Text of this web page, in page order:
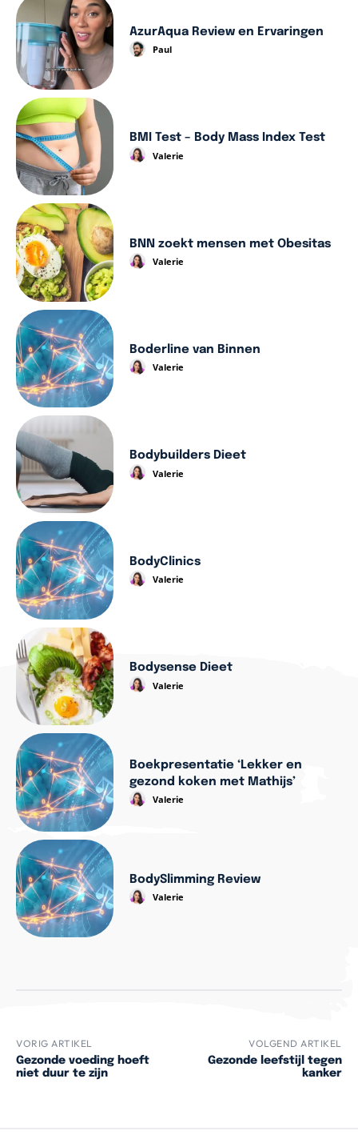
AzurAqua Review en Ervaringen
Paul
BMI Test – Body Mass Index Test
Valerie
BNN zoekt mensen met Obesitas
Valerie
Boderline van Binnen
Valerie
Bodybuilders Dieet
Valerie
BodyClinics
Valerie
Bodysense Dieet
Valerie
Boekpresentatie ‘Lekker en
gezond koken met Mathijs’
Valerie
BodySlimming Review
Valerie
VORIG ARTIKEL
Gezonde voeding hoeft
niet duur te zijn
VOLGEND ARTIKEL
Gezonde leefstijl tegen
kanker